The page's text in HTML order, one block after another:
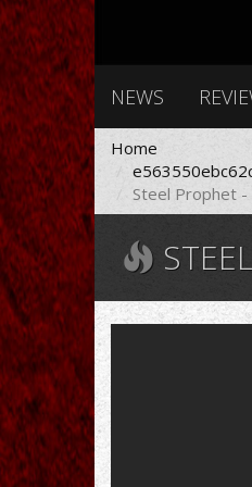
NEWS
Home
Steel Prophet -